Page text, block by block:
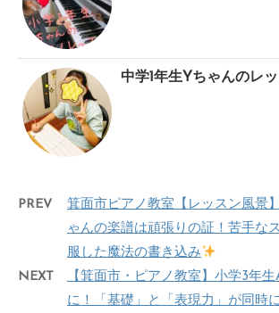
中学1年生Yちゃんのレ
PREV
箕面市ピアノ教室【レッスン風景
ゃんの楽譜は頑張りの証！苦手な
服した魔法の書き込み
NEXT
【箕面市・ピアノ教室】小学3年
に！「基礎」と「表現力」が同時